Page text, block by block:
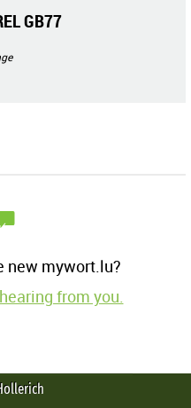
GB77
new mywort.lu?
from you.